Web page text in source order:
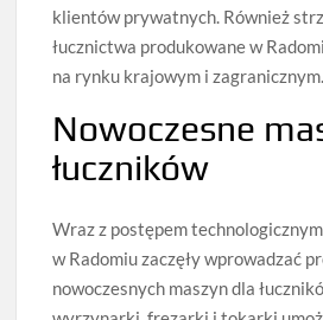
klientów prywatnych. Również
łucznictwa produkowane w
na rynku krajowym i zagranicznym.
Nowoczesne
łuczników
Wraz z postępem
w Radomiu zaczęły wprowadzać
nowoczesnych maszyn dla